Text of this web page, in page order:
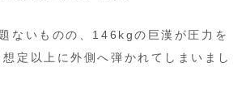
ないものの、146kgの巨漢が圧力を
定以上に外側へ弾かれてしまいまし